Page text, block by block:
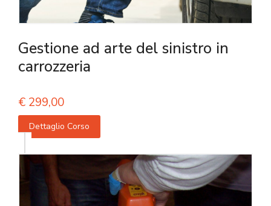
Gestione ad arte del sinistro in
carrozzeria
€ 299,00
Dettaglio Corso